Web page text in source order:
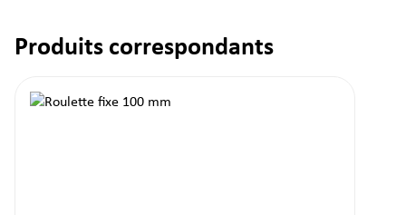
Ignorer la galerie de produits
Produits correspondants